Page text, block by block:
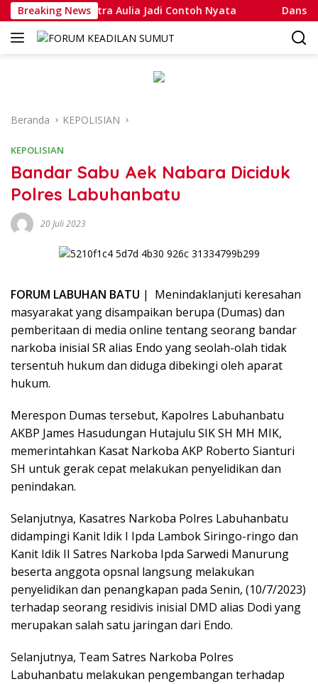
Langsung
ke
konten
Breaking News
Putra Aulia Jadi Contoh Nyata Dansatlat
Beranda KEPOLISIAN
KEPOLISIAN
Bandar Sabu Aek Nabara Diciduk
Polres Labuhanbatu
20 Juli 2023
FORUM LABUHAN BATU | Menindaklanjuti keresahan
masyarakat yang disampaikan berupa (Dumas) dan
pemberitaan di media online tentang seorang bandar
narkoba inisial SR alias Endo yang seolah-olah tidak
tersentuh hukum dan diduga dibekingi oleh aparat
hukum.
Merespon Dumas tersebut, Kapolres Labuhanbatu
AKBP James Hasudungan Hutajulu SIK SH MH MIK,
memerintahkan Kasat Narkoba AKP Roberto Sianturi
SH untuk gerak cepat melakukan penyelidikan dan
penindakan.
Selanjutnya, Kasatres Narkoba Polres Labuhanbatu
didampingi Kanit Idik I Ipda Lambok Siringo-ringo dan
Kanit Idik II Satres Narkoba Ipda Sarwedi Manurung
beserta anggota opsnal langsung melakukan
penyelidikan dan penangkapan pada Senin, (10/7/2023)
terhadap seorang residivis inisial DMD alias Dodi yang
merupakan salah satu jaringan dari Endo.
Selanjutnya, Team Satres Narkoba Polres
Labuhanbatu melakukan pengembangan terhadap